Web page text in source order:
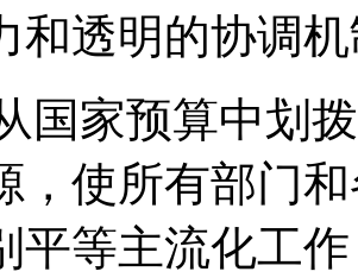
和透明的协调
国家预算中划
，使所有部门
平等主流化工